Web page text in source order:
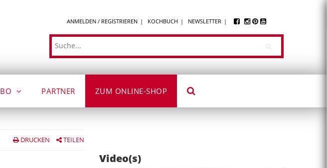
ANMELDEN / REGISTRIEREN KOCHBUCH NEWSLETTER
Suche
PARTNER ZUM ONLINE-SHOP
DRUCKEN TEILEN
Video(s)